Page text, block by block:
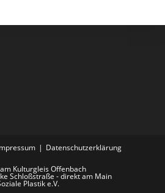
Datenschutzerklärung
Kulturgleis Offenbach
Schloßstraße - direkt am Main
Plastik e.V.